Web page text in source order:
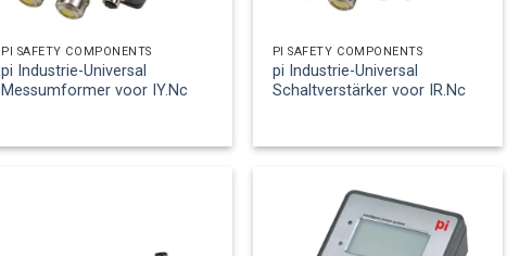
PI SAFETY COMPONENTS
pi Industrie-Universal
Messumformer voor IY.Nc
PI SAFETY COMPONENTS
pi Industrie-Universal
Schaltverstärker voor IR.Nc